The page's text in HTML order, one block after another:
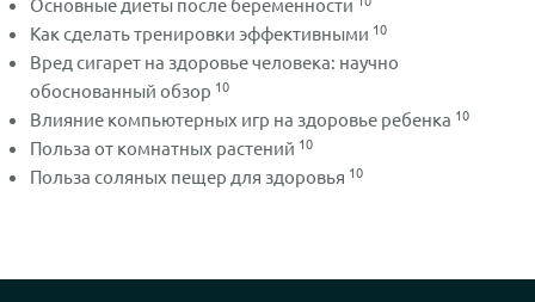
Как сделать тренировки эффективными 10
Вред сигарет на здоровье человека: научно
обоснованный обзор 10
Влияние компьютерных игр на здоровье ребенка 10
Польза от комнатных растений 10
Польза соляных пещер для здоровья 10